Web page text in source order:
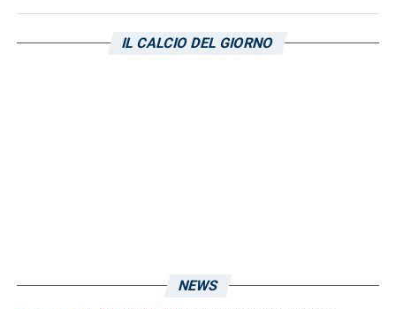
LEGGI ANCHE –Quanti rigori per il Milan: la
Sampdoria vuole frenare la rincorsa al
LA PLAYLIST DELLE NOSTRE TOP NEWS
IL CALCIO DEL GIORNO
NEWS